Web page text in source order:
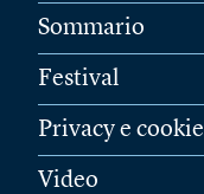
Sommario
Festival
Privacy e cookie
Video